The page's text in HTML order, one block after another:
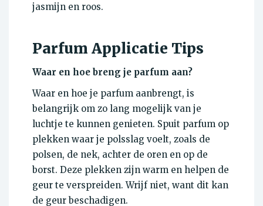
jasmijn en roos.
Parfum Applicatie Tips
Waar en hoe breng je parfum aan?
Waar en hoe je parfum aanbrengt, is
belangrijk om zo lang mogelijk van je
luchtje te kunnen genieten. Spuit parfum op
plekken waar je polsslag voelt, zoals de
polsen, de nek, achter de oren en op de
borst. Deze plekken zijn warm en helpen de
geur te verspreiden. Wrijf niet, want dit kan
de geur beschadigen.